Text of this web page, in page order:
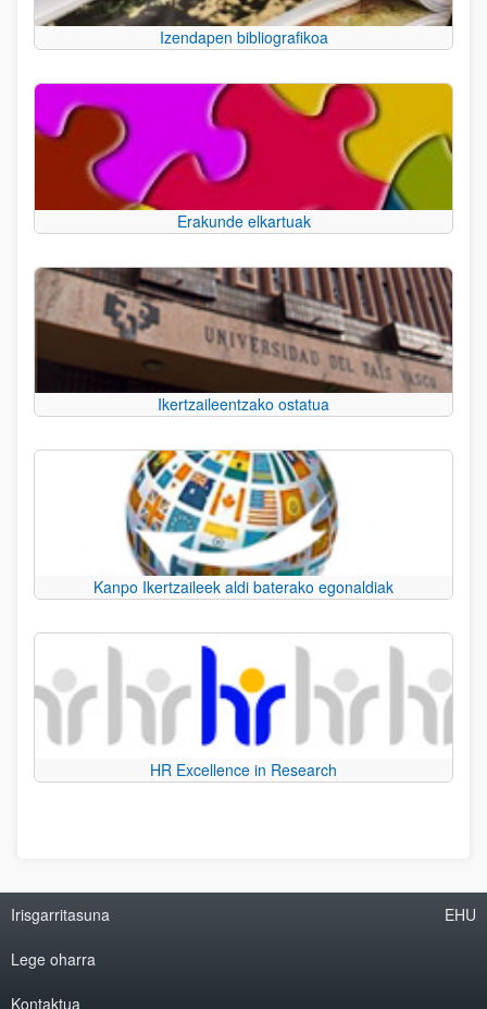
Izendapen bibliografikoa
Erakunde elkartuak
Ikertzaileentzako ostatua
Kanpo Ikertzaileek aldi baterako egonaldiak
HR Excellence in Research
Irisgarritasuna
Lege oharra
Kontaktua
EHU